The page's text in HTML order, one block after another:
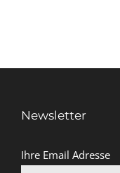
Newsletter
Ihre Email Adresse